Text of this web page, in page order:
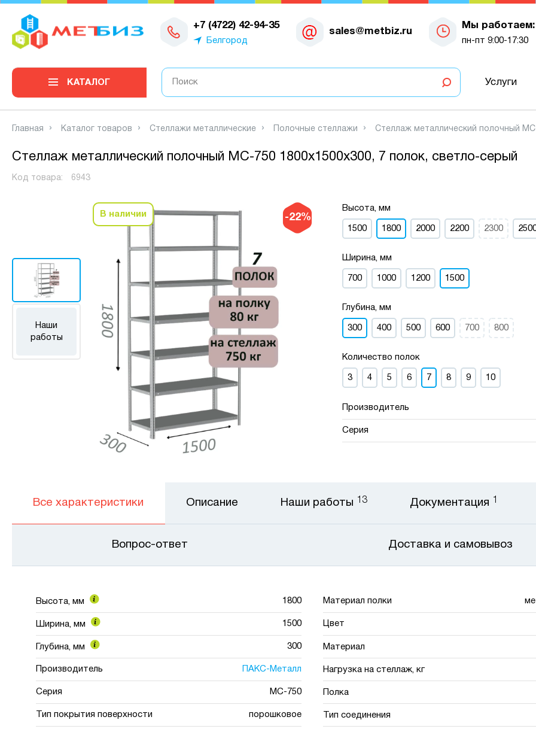
+7 (4722) 42-94-35
Белгород
sales@metbiz.ru
Мы работаем:
пн-пт 9:00-17:30
0
КАТАЛОГ Услуги
Главная Каталог товаров Стеллажи металлические Полочные стеллажи Стеллаж металлический полочный
Стеллаж металлический полочный МС-750 1800х1500х300, 7 полок, светло-серый
Код товара: 6943
-22%
Наши
работы
В наличии
Высота, мм
1500 1800 2000 2200 2300
Ширина, мм
700 1000 1200 1500
Глубина, мм
300 400 500 600 700 800
Количество полок
3 4 5 6 7 8 9 10
Производитель
Серия
Все характеристики
Высота, мм 1800
Ширина, мм 1500
Глубина, мм 300
Производитель ПАКС-Металл
Серия МС-750
Тип покрытия поверхности порошковое
Материал полки
Цвет
Материал
Нагрузка на стеллаж, кг
Полка
Тип соединения
Описание Наши работы 13 Документация 1
Вопрос-ответ Доставка и самовывоз